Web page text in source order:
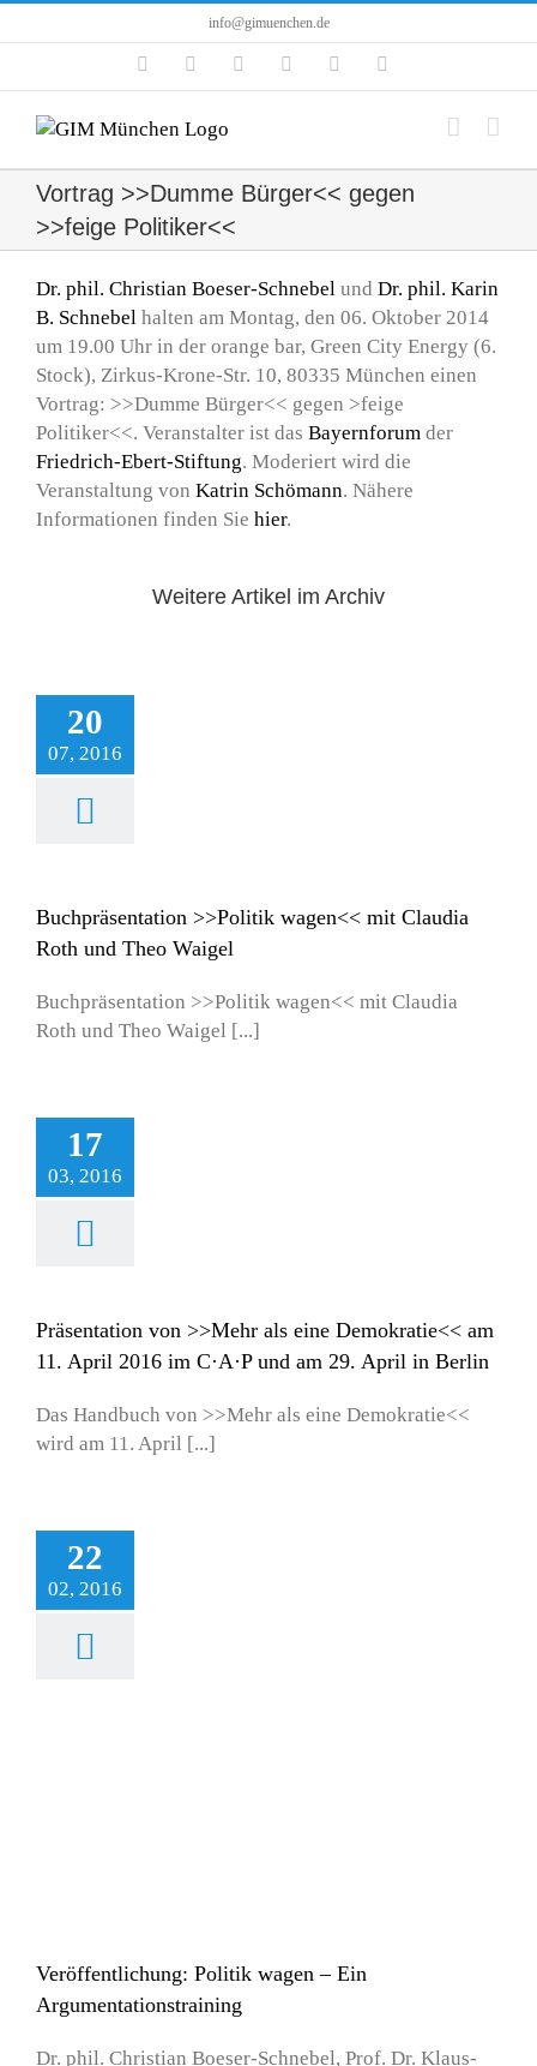
Inhalt
info@gimuenchen.de
FacebookInstagramLinkedIn YouTube
Vortrag >>Dumme Bürger<< gegen
>>feige Politiker<<
Dr. phil. Christian Boeser-Schnebelund Dr. phil. Karin
B. Schnebelhalten am Montag, den 06. Oktober 2014
um 19.00 Uhr in der orange bar, Green City Energy (6.
Stock), Zirkus-Krone-Str. 10, 80335 München einen
Vortrag: >>Dumme Bürger<< gegen >feige
Politiker<<. Veranstalter ist das Bayernforumder
Friedrich-Ebert-Stiftung. Moderiert wird die
Veranstaltung von Katrin Schömann. Nähere
Informationen finden Sie hier.
Weitere Artikel im Archiv
20
07, 2016
>>Politik
mit Claudia Roth
Waigel
Publikationen
Buchpräsentation >>Politik wagen<< mit Claudia
Roth und Theo Waigel
Buchpräsentation >>Politik wagen<< mit Claudia
Roth und Theo Waigel [...]
17
03, 2016
Präsentation von >>Mehr als eine Demokratie<< am
11. April 2016 im C·A·P und am 29. April in Berlin
Das Handbuch von >>Mehr als eine Demokratie<<
wird am 11. April [...]
22
02, 2016
Veröffentlichung: Politik wagen – Ein
Argumentationstraining
Dr. phil. Christian Boeser-Schnebel, Prof. Dr. Klaus-